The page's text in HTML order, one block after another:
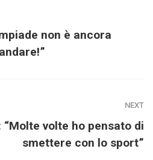
non è ancora
NEXT
volte ho pensato di
smettere con lo sport”